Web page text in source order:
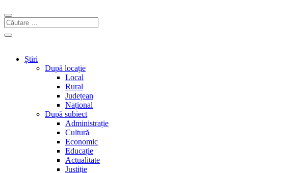
Știri
După locație
Local
Rural
Județean
Național
După subiect
Administrație
Cultură
Economic
Educație
Actualitate
Justiție